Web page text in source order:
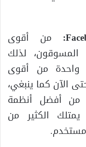
من أقوى
المسوقون، لذلك
من أقوى
الآن كما ينبغي،
أفضل أنظمة
الكثير من
مستخدم.